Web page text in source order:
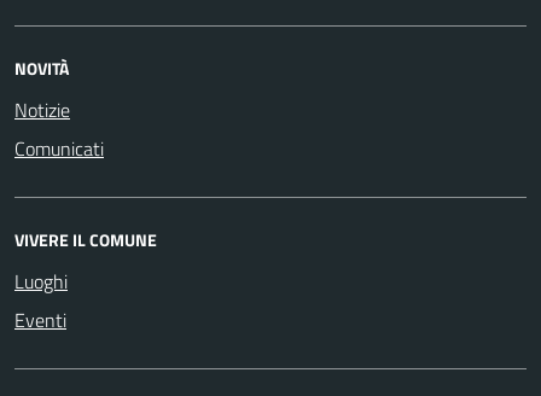
NOVITÀ
Notizie
Comunicati
VIVERE IL COMUNE
Luoghi
Eventi